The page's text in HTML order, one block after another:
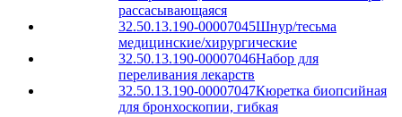
рассасывающаяся
32.50.13.190-00007045Шнур/тесьма
медицинские/хирургические
32.50.13.190-00007046Набор для
переливания лекарств
32.50.13.190-00007047Кюретка биопсийная
для бронхоскопии, гибкая